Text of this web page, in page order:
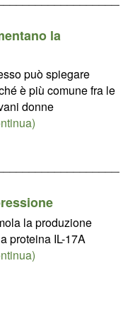
la
può spiegare
è più comune fra le
donne
la produzione
proteina IL-17A